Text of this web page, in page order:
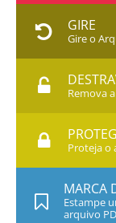
GIRE
Gire o
Remova
Proteja o
MARCA
Estampe
arquivo